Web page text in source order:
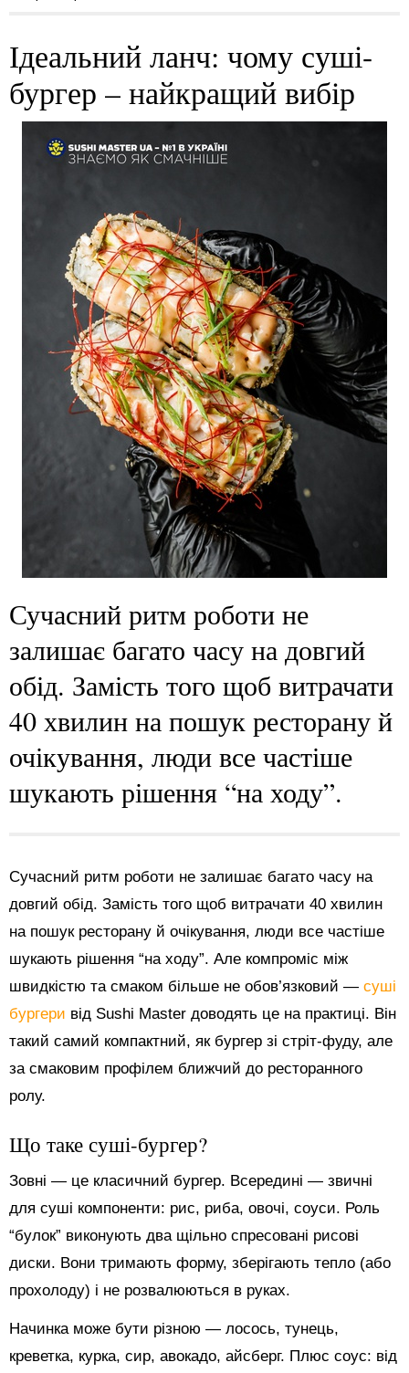
Ідеальний ланч: чому суші-
бургер – найкращий вибір
Сучасний ритм роботи не
залишає багато часу на довгий
обід. Замість того щоб витрачати
40 хвилин на пошук ресторану й
очікування, люди все частіше
шукають рішення “на ходу”.
Сучасний ритм роботи не залишає багато часу на
довгий обід. Замість того щоб витрачати 40 хвилин
на пошук ресторану й очікування, люди все частіше
шукають рішення “на ходу”. Але компроміс між
швидкістю та смаком більше не обов’язковий — суші
бургери від Sushi Master доводять це на практиці. Він
такий самий компактний, як бургер зі стріт-фуду, але
за смаковим профілем ближчий до ресторанного
ролу.
Що таке суші-бургер?
Зовні — це класичний бургер. Всередині — звичні
для суші компоненти: рис, риба, овочі, соуси. Роль
“булок” виконують два щільно спресовані рисові
диски. Вони тримають форму, зберігають тепло (або
прохолоду) і не розвалюються в руках.
Начинка може бути різною — лосось, тунець,
креветка, курка, сир, авокадо, айсберг. Плюс соус: від